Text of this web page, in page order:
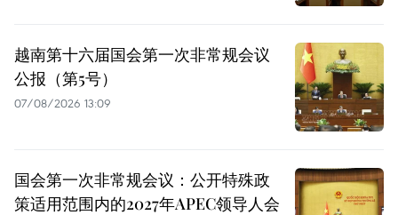
越南第十六届国会第一次非常规会议
公报（第5号）
07/08/2026 13:09
国会第一次非常规会议：公开特殊政
策适用范围内的2027年APEC领导人会